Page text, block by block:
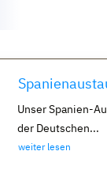
Unser Spanien-
der Deutschen...
weiter lesen